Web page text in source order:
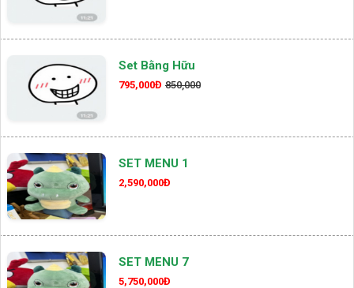
Set Bằng Hữu
795,000Đ 850,000
SET MENU 1
2,590,000Đ
SET MENU 7
5,750,000Đ